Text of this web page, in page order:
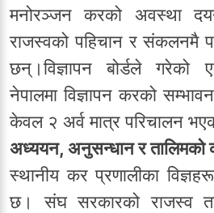
मनोरञ्जन करको अवस्था
राजस्वको पहिचान र संकलनमै
छन्।विज्ञापन बोर्डले
नेपालमा विज्ञापन करको
केवल २ अर्व मात्र परिचालन
अध्ययन, अनुसन्धान र तालिमको
स्थानीय कर प्रणालीका
छ। संघ सरकारको राजस्व